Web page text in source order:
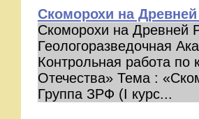
Скоморохи на
Скоморохи на Древней
Геологоразведочная
Контрольная работа по
Отечества» Тема :
Группа ЗРФ (I курс...